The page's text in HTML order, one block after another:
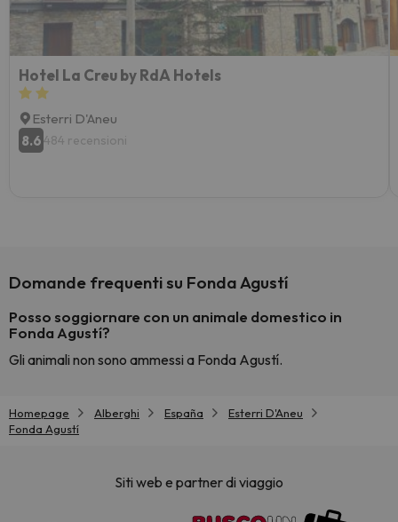
Hotel La Creu by RdA Hotels
Esterri D'Aneu
8.6484 recensioni
Domande frequenti su Fonda Agustí
Posso soggiornare con un animale domestico in
Fonda Agustí?
Gli animali non sono ammessi a Fonda Agustí.
Homepage Alberghi España
Esterri D'Aneu
Fonda Agustí
Siti web e partner di viaggio